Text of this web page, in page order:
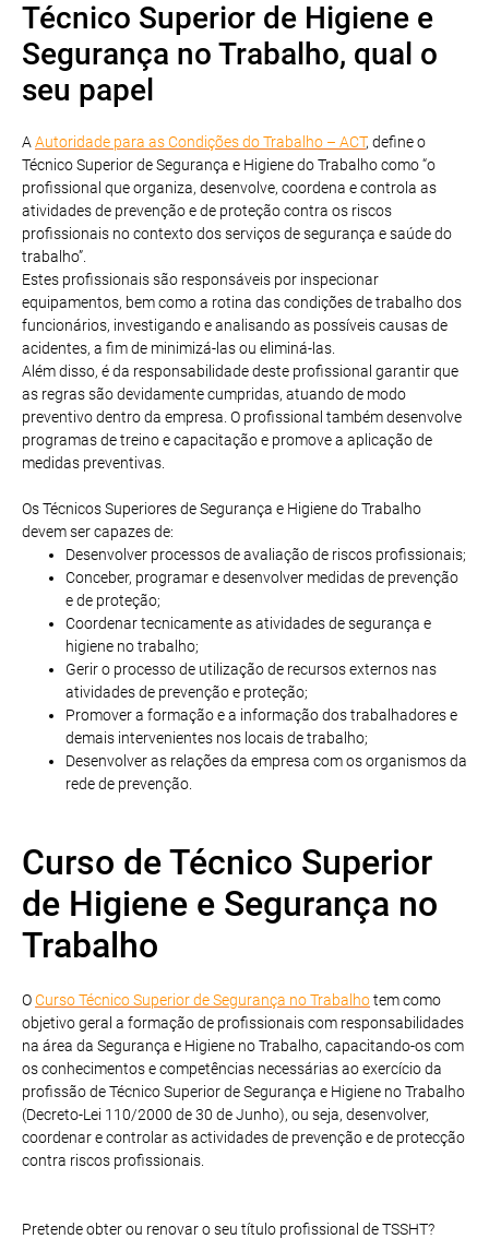
Técnico Superior de Higiene e
Segurança no Trabalho, qual o
seu papel
A Autoridade para as Condições do Trabalho – ACT, define o
Técnico Superior de Segurança e Higiene do Trabalho como “o
profissional que organiza, desenvolve, coordena e controla as
atividades de prevenção e de proteção contra os riscos
profissionais no contexto dos serviços de segurança e saúde do
trabalho”.
Estes profissionais são responsáveis por inspecionar
equipamentos, bem como a rotina das condições de trabalho dos
funcionários, investigando e analisando as possíveis causas de
acidentes, a fim de minimizá-las ou eliminá-las.
Além disso, é da responsabilidade deste profissional garantir que
as regras são devidamente cumpridas, atuando de modo
preventivo dentro da empresa. O profissional também desenvolve
programas de treino e capacitação e promove a aplicação de
medidas preventivas.
Os Técnicos Superiores de Segurança e Higiene do Trabalho
devem ser capazes de:
Desenvolver processos de avaliação de riscos profissionais;
Conceber, programar e desenvolver medidas de prevenção
e de proteção;
Coordenar tecnicamente as atividades de segurança e
higiene no trabalho;
Gerir o processo de utilização de recursos externos nas
atividades de prevenção e proteção;
Promover a formação e a informação dos trabalhadores e
demais intervenientes nos locais de trabalho;
Desenvolver as relações da empresa com os organismos da
rede de prevenção.
Curso de Técnico Superior
de Higiene e Segurança no
Trabalho
OCurso Técnico Superior de Segurança no Trabalhotem como
objetivo geral a formação de profissionais com responsabilidades
na área da Segurança e Higiene no Trabalho, capacitando-os com
os conhecimentos e competências necessárias ao exercício da
profissão de Técnico Superior de Segurança e Higiene no Trabalho
(Decreto-Lei 110/2000 de 30 de Junho), ou seja, desenvolver,
coordenar e controlar as actividades de prevenção e de protecção
contra riscos profissionais.
Pretende obter ou renovar o seu título profissional de TSSHT?